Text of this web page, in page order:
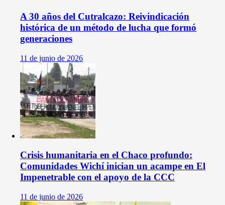
A 30 años del Cutralcazo: Reivindicación
histórica de un método de lucha que formó
generaciones
11 de junio de 2026
Crisis humanitaria en el Chaco profundo:
Comunidades Wichí inician un acampe en El
Impenetrable con el apoyo de la CCC
11 de junio de 2026